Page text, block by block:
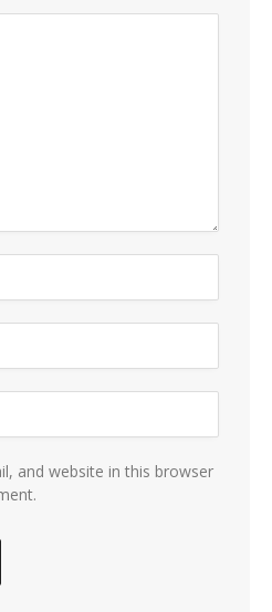
and website in this browser